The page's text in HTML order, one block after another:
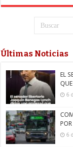
Últimas Noticias
EL
6
6